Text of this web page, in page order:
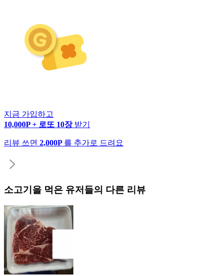
지금 가입하고
10,000P + 로또 10장 받기
리뷰 쓰면 2,000P 를 추가로 드려요
소고기 을 먹은 유저들의 다른 리뷰